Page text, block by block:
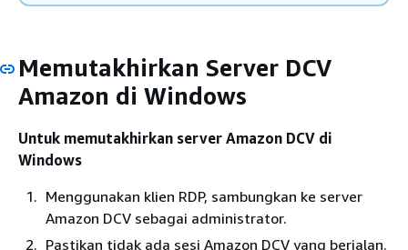
Memutakhirkan Server DCV
Amazon di Windows
Untuk memutakhirkan server Amazon DCV di
Windows
Menggunakan klien RDP, sambungkan ke server
Amazon DCV sebagai administrator.
Pastikan tidak ada sesi Amazon DCV yang berjalan.